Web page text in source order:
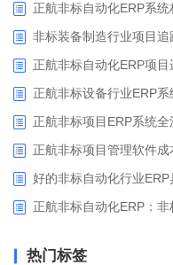
正航非标自动化ERP系
非标装备制造行业项目
正航非标自动化ERP项
正航非标设备行业ERP
正航非标项目ERP系统
正航非标项目管理软件成
好的非标自动化行业ERP
正航非标自动化ERP：
热门标签